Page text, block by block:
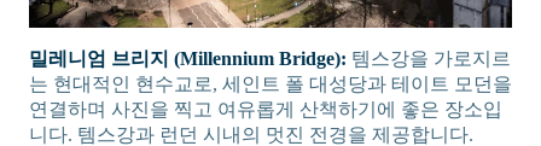
밀레니엄 브리지 (Millennium Bridge): 템스강을 가로지르
는 현대적인 현수교로, 세인트 폴 대성당과 테이트 모던을
연결하며 사진을 찍고 여유롭게 산책하기에 좋은 장소입
니다. 템스강과 런던 시내의 멋진 전경을 제공합니다.